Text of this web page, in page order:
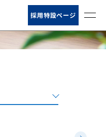
採用特設ページ